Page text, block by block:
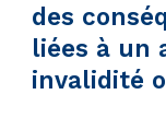
des
liées à un
invalidité